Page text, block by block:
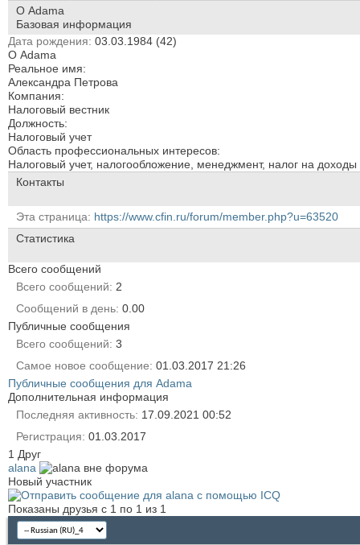
О Аdama
Базовая информация
Дата рождения 03.03.1984 (42)
О Аdama
Реальное имя:
Александра Петрова
Компания:
Налоговый вестник
Должность:
Налоговый учет
Область профессиональных интересов:
Налоговый учет, налогообложение, менеджмент, налог на
Контакты
Эта страница
https://www.cfin.ru/forum/member.php?u=63520
Статистика
Всего сообщений
Всего сообщений
2
Сообщений в день 0.00
Публичные сообщения
Всего сообщений 3
Самое новое сообщение 01.03.2017 21:26
Публичные сообщения для Аdama
Дополнительная информация
Последняя активность 17.09.2021 00:52
Регистрация 01.03.2017
1 Друг
alana
Новый участник
Показаны друзья с 1 по 1 из 1